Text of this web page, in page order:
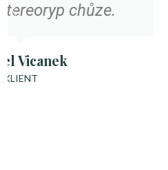
mi vše
dostatek